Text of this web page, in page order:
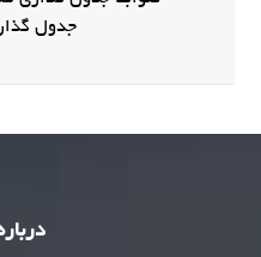
جدول